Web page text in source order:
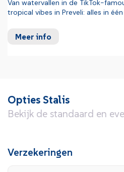
Van watervallen in de TikTok-
tropical vibes in Preveli: alles in
Meer info
Opties Stalis
Bekijk de standaard en
Verzekeringen